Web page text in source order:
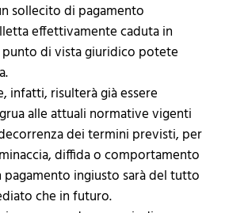
sollecito di pagamento
effettivamente caduta in
di vista giuridico potete
infatti, risulterà già essere
alle attuali normative vigenti
dei termini previsti, per
diffida o comportamento
ingiusto sarà del tutto
che in futuro.